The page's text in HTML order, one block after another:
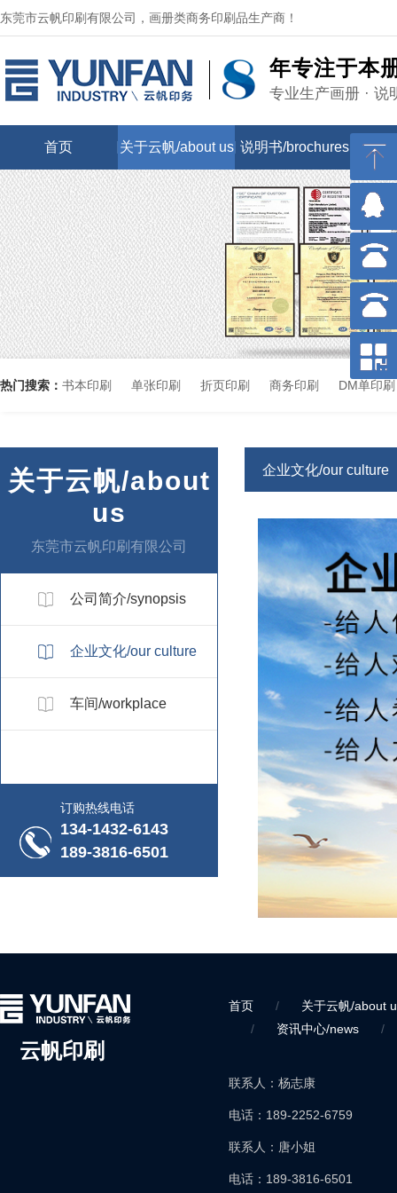
东莞市云帆印刷有限公司，画册类商务印刷品生产商！
年专注于本
专业生产画册 ·
首页 关于云帆/about us 说明书/brochures 画
热门搜索： 书本印刷 单张印刷 折页印刷 商务印刷 DM单印刷
关于云帆/about
us
东莞市云帆印刷有限公司
公司简介/synopsis
企业文化/our culture
车间/workplace
订购热线电话
134-1432-6143
189-3816-6501
企业文化/our culture
云帆印刷
首页 /
关于云帆/about
/
资讯中心/news /
联系人：杨志康
电话：189-2252-6759
联系人：唐小姐
电话：189-3816-6501